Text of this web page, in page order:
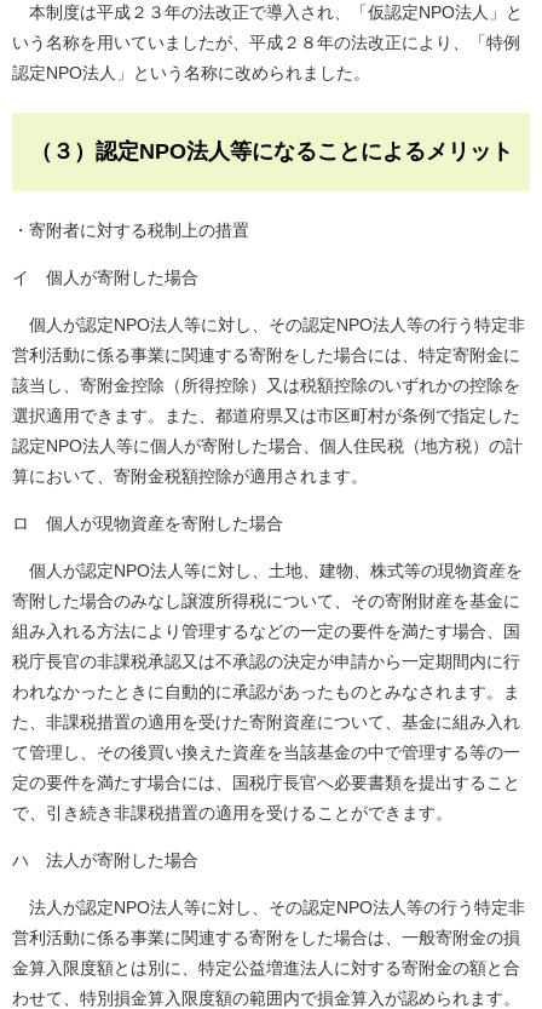
本制度は平成２３年の法改正で導入され、「仮認定NPO法人」と
いう名称を用いていましたが、平成２８年の法改正により、「特例
認定NPO法人」という名称に改められました。
（３）認定NPO法人等になることによるメリット
・寄附者に対する税制上の措置
イ 個人が寄附した場合
個人が認定NPO法人等に対し、その認定NPO法人等の行う特定非
営利活動に係る事業に関連する寄附をした場合には、特定寄附金に
該当し、寄附金控除（所得控除）又は税額控除のいずれかの控除を
選択適用できます。また、都道府県又は市区町村が条例で指定した
認定NPO法人等に個人が寄附した場合、個人住民税（地方税）の計
算において、寄附金税額控除が適用されます。
ロ 個人が現物資産を寄附した場合
個人が認定NPO法人等に対し、土地、建物、株式等の現物資産を
寄附した場合のみなし譲渡所得税について、その寄附財産を基金に
組み入れる方法により管理するなどの一定の要件を満たす場合、国
税庁長官の非課税承認又は不承認の決定が申請から一定期間内に行
われなかったときに自動的に承認があったものとみなされます。ま
た、非課税措置の適用を受けた寄附資産について、基金に組み入れ
て管理し、その後買い換えた資産を当該基金の中で管理する等の一
定の要件を満たす場合には、国税庁長官へ必要書類を提出すること
で、引き続き非課税措置の適用を受けることができます。
ハ 法人が寄附した場合
法人が認定NPO法人等に対し、その認定NPO法人等の行う特定非
営利活動に係る事業に関連する寄附をした場合は、一般寄附金の損
金算入限度額とは別に、特定公益増進法人に対する寄附金の額と合
わせて、特別損金算入限度額の範囲内で損金算入が認められます。